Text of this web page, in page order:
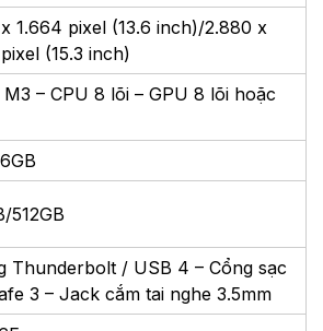
1.664 pixel (13.6 inch)/2.880 x
(15.3 inch)
– CPU 8 lõi – GPU 8 lõi hoặc
512GB
Thunderbolt / USB 4 – Cổng sạc
3 – Jack cắm tai nghe 3.5mm